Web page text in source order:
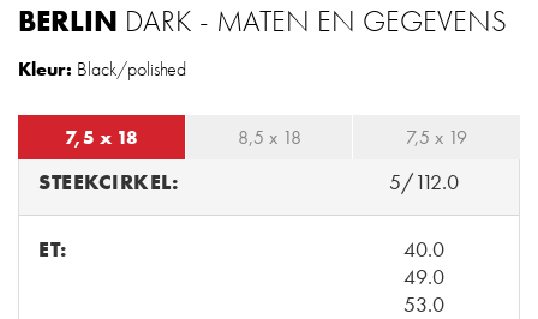
BERLIN DARK - MATEN EN GEGEVENS
Kleur: Black/polished
7,5 x 18 8,5 x 18 7,5 x 19
STEEKCIRKEL: 5/112.0
ET:
40.0
49.0
53.0